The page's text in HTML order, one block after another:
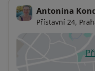
Antonina
Přístavní 24,